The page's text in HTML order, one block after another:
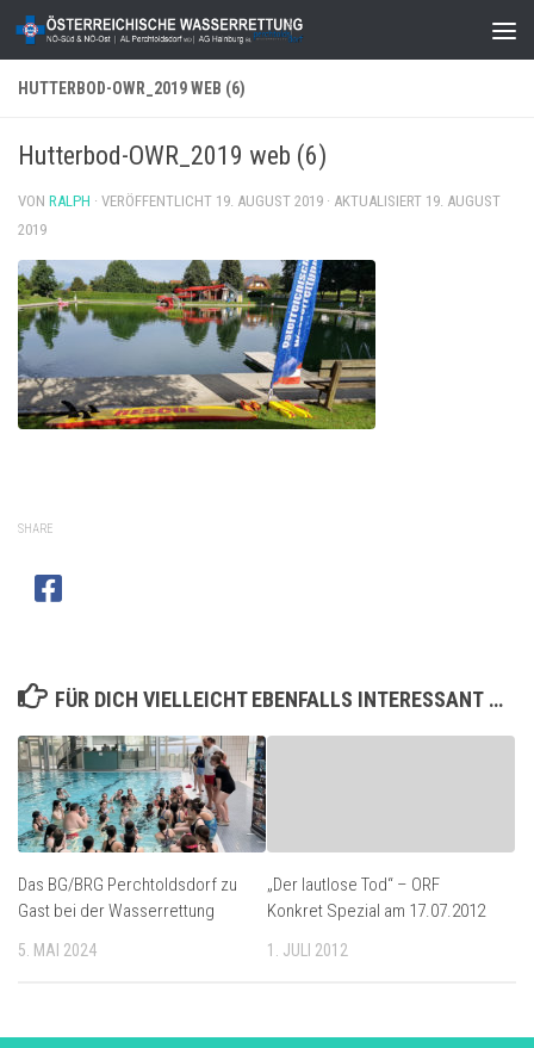
Zum Inhalt springen
HUTTERBOD-OWR_2019 WEB (6)
Hutterbod-OWR_2019 web (6)
VON RALPH · VERÖFFENTLICHT 19. AUGUST 2019 · AKTUALISIERT 19. AUGUST
2019
SHARE
FÜR DICH VIELLEICHT EBENFALLS INTERESSANT …
Das BG/BRG Perchtoldsdorf zu
Gast bei der Wasserrettung
5. MAI 2024
„Der lautlose Tod“ – ORF
Konkret Spezial am 17.07.2012
1. JULI 2012